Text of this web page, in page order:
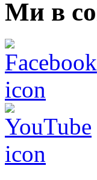
Ми в